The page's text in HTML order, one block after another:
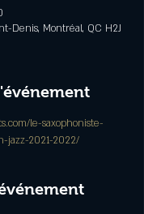
Denis, Montréal, QC H2J
le-saxophoniste-
jazz-2021-2022/